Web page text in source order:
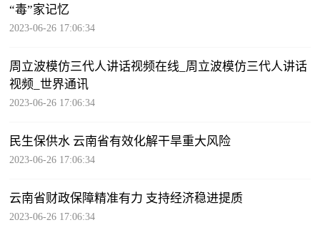
“毒”家记忆
2023-06-26 17:06:34
周立波模仿三代人讲话视频在线_周立波模仿三代人讲话
视频_世界通讯
2023-06-26 17:06:34
民生保供水 云南省有效化解干旱重大风险
2023-06-26 17:06:34
云南省财政保障精准有力 支持经济稳进提质
2023-06-26 17:06:34